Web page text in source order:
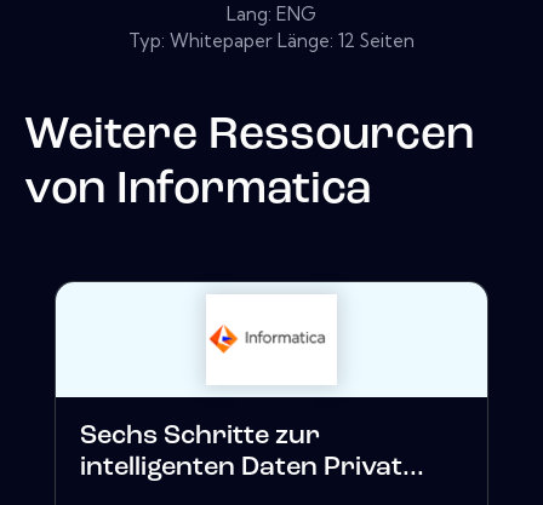
Lang: ENG
Typ: Whitepaper Länge: 12 Seiten
Weitere Ressourcen
von Informatica
Sechs Schritte zur
intelligenten Daten Privat...